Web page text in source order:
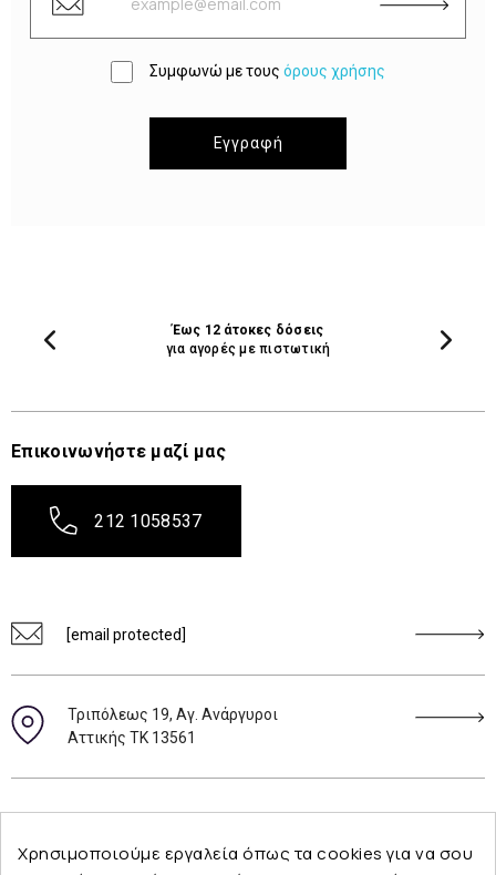
Συμφωνώ με τους όρους χρήσης
Εγγραφή
Έως 12 άτοκες δόσεις
για αγορές με πιστωτική
Επικοινωνήστε μαζί μας
212 1058537
[email protected]
Τριπόλεως 19, Αγ. Ανάργυροι
Αττικής ΤΚ 13561
Χρησιμοποιούμε εργαλεία όπως τα cookies για να σου